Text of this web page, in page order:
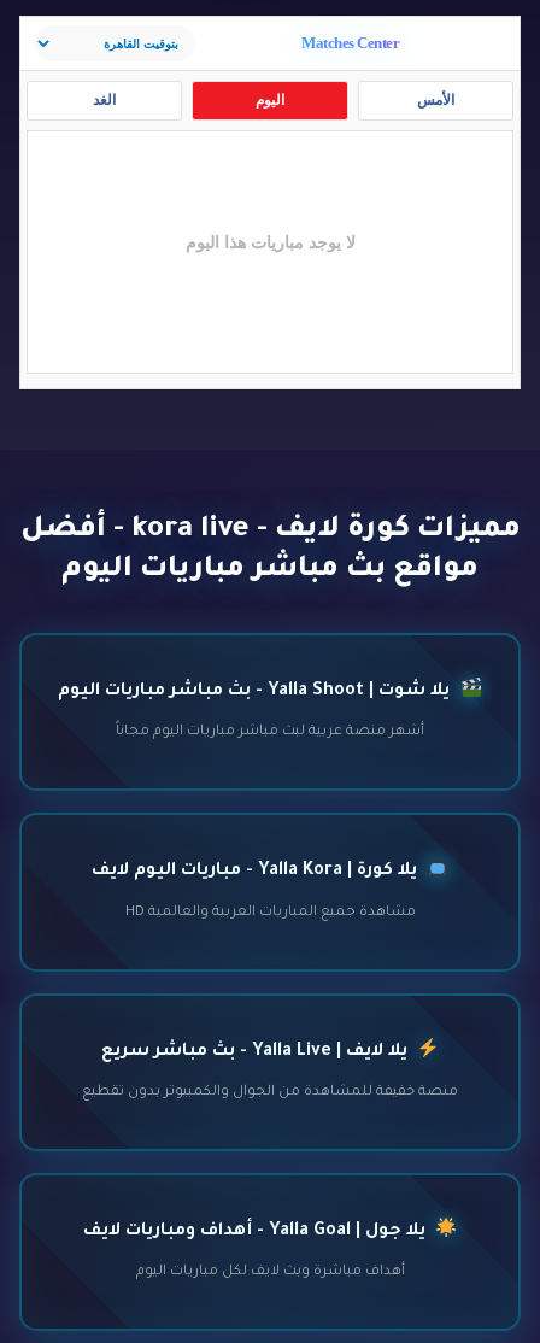
Matches Center
الأمس اليوم الغد
لا يوجد مباريات هذا اليوم
مميزات كورة لايف - kora live - أفضل
مواقع بث مباشر مباريات اليوم
يلا شوت | Yalla Shoot - بث مباشر مباريات اليوم
أشهر منصة عربية لبث مباشر مباريات اليوم مجاناً
يلا كورة | Yalla Kora - مباريات اليوم لايف
مشاهدة جميع المباريات العربية والعالمية HD
يلا لايف | Yalla Live - بث مباشر سريع
منصة خفيفة للمشاهدة من الجوال والكمبيوتر بدون تقطيع
يلا جول | Yalla Goal - أهداف ومباريات لايف
أهداف مباشرة وبث لايف لكل مباريات اليوم